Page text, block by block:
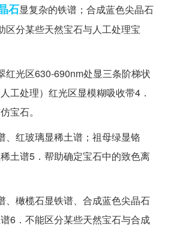
石显复杂的铁谱；合成蓝色尖晶石
区分某些天然宝石与人工处理宝
红光区630-690nm处显三条阶梯状
工处理）红光区显模糊吸收带4．
宝石。
、红玻璃显稀土谱；祖母绿显铬
土谱5．帮助确定宝石中的致色离
、橄榄石显铁谱、合成蓝色尖晶石
6．不能区分某些天然宝石与合成